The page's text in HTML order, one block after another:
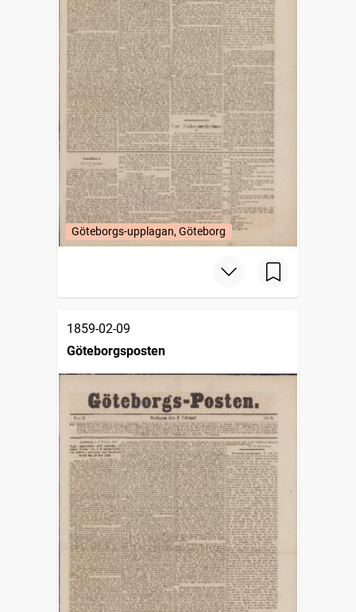
Göteborgs-upplagan, Göteborg
1859-02-09
Göteborgsposten